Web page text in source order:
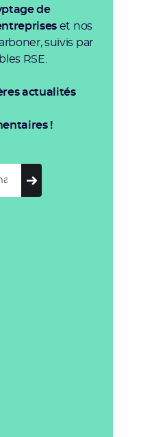
de
et nos
suivis par
RSE.
actualités
!